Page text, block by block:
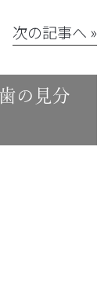
次の記事へ »
の見分